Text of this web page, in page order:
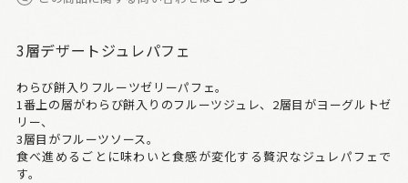
3層デザートジュレパフェ
わらび餅入りフルーツゼリーパフェ。
1番上の層がわらび餅入りのフルーツジュレ、2層目がヨーグルトゼ
リー、
3層目がフルーツソース。
食べ進めるごとに味わいと食感が変化する贅沢なジュレパフェで
す。